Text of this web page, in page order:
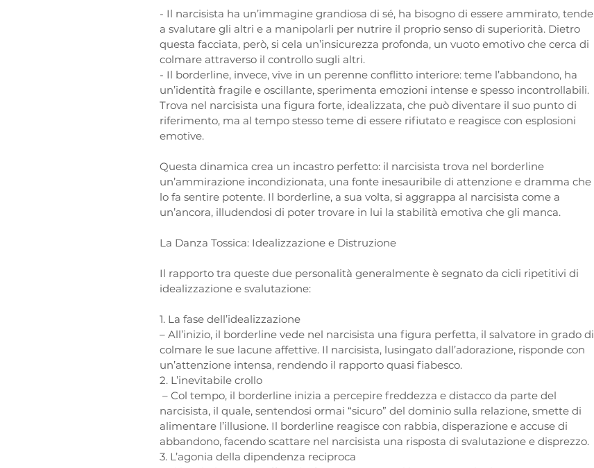
- Il narcisista ha un’immagine grandiosa di sé, ha bisogno di essere ammirato, tende
a svalutare gli altri e a manipolarli per nutrire il proprio senso di superiorità. Dietro
questa facciata, però, si cela un’insicurezza profonda, un vuoto emotivo che cerca di
colmare attraverso il controllo sugli altri.
- Il borderline, invece, vive in un perenne conflitto interiore: teme l’abbandono, ha
un’identità fragile e oscillante, sperimenta emozioni intense e spesso incontrollabili.
Trova nel narcisista una figura forte, idealizzata, che può diventare il suo punto di
riferimento, ma al tempo stesso teme di essere rifiutato e reagisce con esplosioni
emotive.
Questa dinamica crea un incastro perfetto: il narcisista trova nel borderline
un’ammirazione incondizionata, una fonte inesauribile di attenzione e dramma che
lo fa sentire potente. Il borderline, a sua volta, si aggrappa al narcisista come a
un’ancora, illudendosi di poter trovare in lui la stabilità emotiva che gli manca.
La Danza Tossica: Idealizzazione e Distruzione
Il rapporto tra queste due personalità generalmente è segnato da cicli ripetitivi di
idealizzazione e svalutazione:
1. La fase dell’idealizzazione
– All’inizio, il borderline vede nel narcisista una figura perfetta, il salvatore in grado di
colmare le sue lacune affettive. Il narcisista, lusingato dall’adorazione, risponde con
un’attenzione intensa, rendendo il rapporto quasi fiabesco.
2. L’inevitabile crollo
narcisista, il quale, sentendosi ormai “sicuro” del dominio sulla relazione, smette di
alimentare l’illusione. Il borderline reagisce con rabbia, disperazione e accuse di
abbandono, facendo scattare nel narcisista una risposta di svalutazione e disprezzo.
3. L’agonia della dipendenza reciproca